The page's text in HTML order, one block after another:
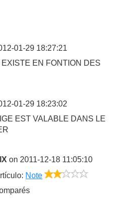
01-29 18:27:21
EN FONTION DES
01-29 18:23:02
EST VALABLE DANS LE
on 2011-12-18 11:05:10
: Note